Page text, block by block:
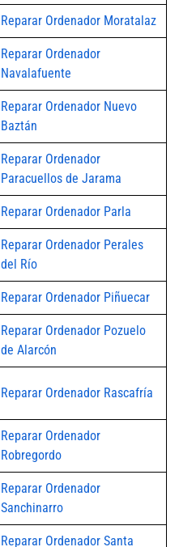
Reparar Ordenador Moratalaz
Reparar Ordenador
Navalafuente
Reparar Ordenador Nuevo
Baztán
Reparar Ordenador
Paracuellos de Jarama
Reparar Ordenador Parla
Reparar Ordenador Perales
del Río
Reparar Ordenador Piñuecar
Reparar Ordenador Pozuelo
de Alarcón
Reparar Ordenador Rascafría
Reparar Ordenador
Robregordo
Reparar Ordenador
Sanchinarro
Reparar Ordenador Santa